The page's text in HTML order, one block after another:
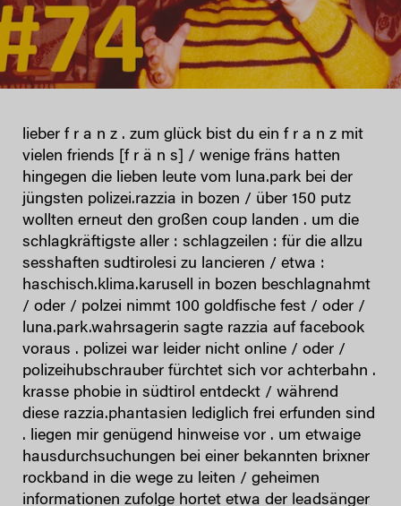
lieber f r a n z . zum glück bist du ein f r a n z mit
vielen friends [f r ä n s] / wenige fräns hatten
hingegen die lieben leute vom luna.park bei der
jüngsten polizei.razzia in bozen / über 150 putz
wollten erneut den großen coup landen . um die
schlagkräftigste aller : schlagzeilen : für die allzu
sesshaften sudtirolesi zu lancieren / etwa :
haschisch.klima.karusell in bozen beschlagnahmt
/ oder / polzei nimmt 100 goldfische fest / oder /
luna.park.wahrsagerin sagte razzia auf facebook
voraus . polizei war leider nicht online / oder /
polizeihubschrauber fürchtet sich vor achterbahn .
krasse phobie in südtirol entdeckt / während
diese razzia.phantasien lediglich frei erfunden sind
. liegen mir genügend hinweise vor . um etwaige
hausdurchsuchungen bei einer bekannten brixner
rockband in die wege zu leiten / geheimen
informationen zufolge hortet etwa der leadsänger